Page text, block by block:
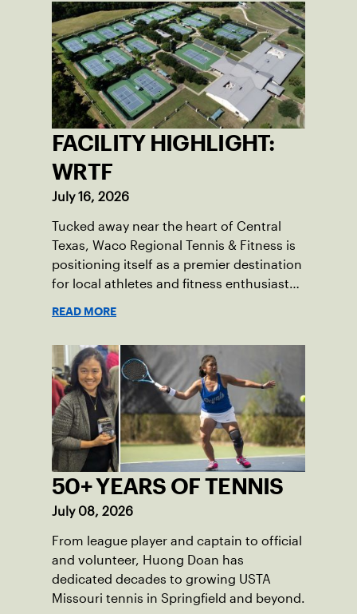
FACILITY HIGHLIGHT:
WRTF
July 16, 2026
Tucked away near the heart of Central
Texas, Waco Regional Tennis & Fitness is
positioning itself as a premier destination
for local athletes and fitness enthusiasts
READ MORE
50+ YEARS OF TENNIS
July 08, 2026
From league player and captain to official
and volunteer, Huong Doan has
dedicated decades to growing USTA
Missouri tennis in Springfield and beyond.